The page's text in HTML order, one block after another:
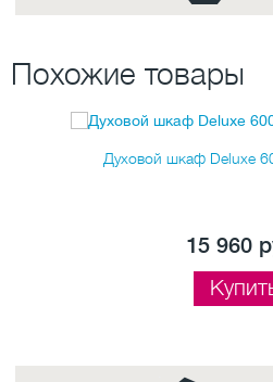
Похожие товары
Духовой шкаф Deluxe
15 960